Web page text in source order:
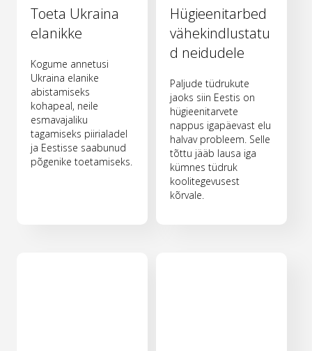
Toeta Ukraina
elanikke
Kogume annetusi
Ukraina elanike
abistamiseks
kohapeal, neile
esmavajaliku
tagamiseks piirialadel
ja Eestisse saabunud
põgenike toetamiseks.
Hügieenitarbed
vähekindlustatu
d neidudele
Paljude tüdrukute
jaoks siin Eestis on
hügieenitarvete
nappus igapäevast elu
halvav probleem. Selle
tõttu jääb lausa iga
kümnes tüdruk
koolitegevusest
kõrvale.